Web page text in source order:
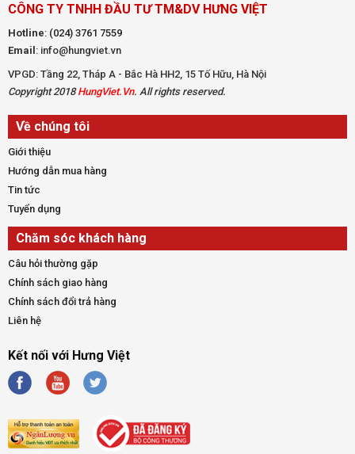
CÔNG TY TNHH ĐẦU TƯ TM&DV HƯNG VIỆT
Hotline: (024) 3761 7559
Email : info@hungviet.vn
VPGD: Tầng 22, Tháp A - Bắc Hà HH2, 15 Tố Hữu, Hà Nội
Copyright 2018HungViet.Vn. All rights reserved.
Về chúng tôi
Giới thiệu
Hướng dẫn mua hàng
Tin tức
Tuyển dụng
Chăm sóc khách hàng
Câu hỏi thường gặp
Chính sách giao hàng
Chính sách đổi trả hàng
Liên hệ
Kết nối với Hưng Việt